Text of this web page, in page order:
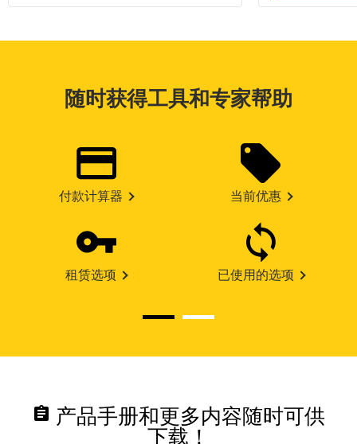
随时获得工具和专家帮助
付款计算器 当前优惠
租赁选项 已使用的选项
assignment 产品手册和更多内容随时可供
下载！